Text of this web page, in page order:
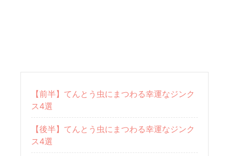
【前半】てんとう虫にまつわる幸運なジンク
ス4選
【後半】てんとう虫にまつわる幸運なジンク
ス4選